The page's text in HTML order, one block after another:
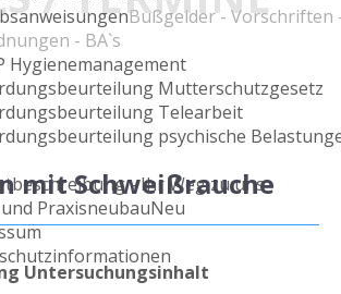
Bußgelder - Vorschriften
- BA`s
Hygienemanagement
Mutterschutzgesetz
Telearbeit
psychische
- Ihr Weg zu uns
PraxisneubauNeu
mit Schweißrauche
Untersuchungsinhalt